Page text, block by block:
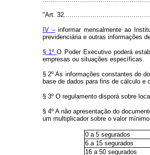
"Art.
IV –informar mensalmente ao
previdenciária e outras informações
§ 1ºO Poder Executivo poderá
empresas ou situações específicas.
§ 2º As informações constantes do
base de dados para fins de cálculo
§ 3º O regulamento disporá sobre
§ 4º A não apresentação do
um multiplicador sobre o valor
0 a 5 segurados
6 a 15 segurados
16 a 50 segurados